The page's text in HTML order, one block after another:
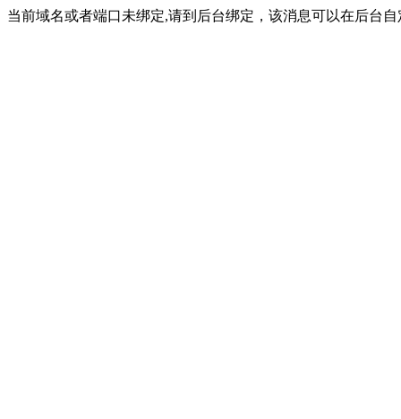
当前域名或者端口未绑定,请到后台绑定，该消息可以在后台自